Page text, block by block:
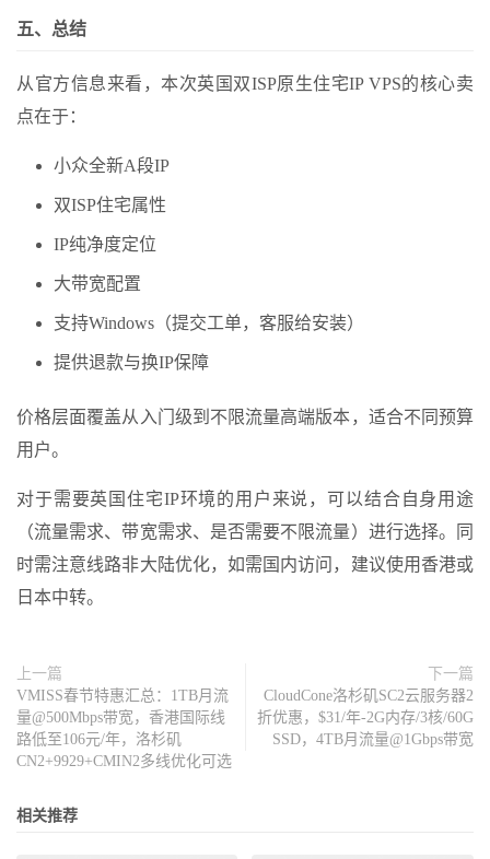
五、总结
从官方信息来看，本次英国双ISP原生住宅IP VPS的核心卖
点在于：
小众全新A段IP
双ISP住宅属性
IP纯净度定位
大带宽配置
支持Windows（提交工单，客服给安装）
提供退款与换IP保障
价格层面覆盖从入门级到不限流量高端版本，适合不同预算
用户。
对于需要英国住宅IP环境的用户来说，可以结合自身用途
（流量需求、带宽需求、是否需要不限流量）进行选择。同
时需注意线路非大陆优化，如需国内访问，建议使用香港或
日本中转。
上一篇
VMISS春节特惠汇总：1TB月流
量@500Mbps带宽，香港国际线
路低至106元/年，洛杉矶
CN2+9929+CMIN2多线优化可选
下一篇
CloudCone洛杉矶SC2云服务器2
折优惠，$31/年-2G内存/3核/60G
SSD，4TB月流量@1Gbps带宽
相关推荐